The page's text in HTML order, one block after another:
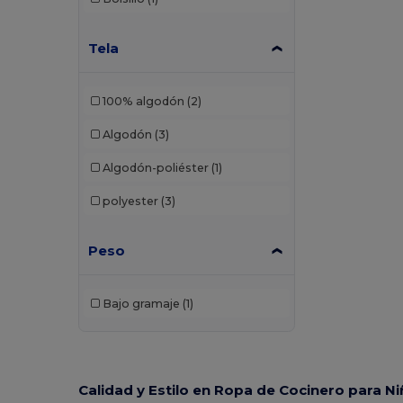
Tela
100% algodón (2)
Algodón (3)
Algodón-poliéster (1)
polyester (3)
Peso
Bajo gramaje (1)
Calidad y Estilo en Ropa de Cocinero para